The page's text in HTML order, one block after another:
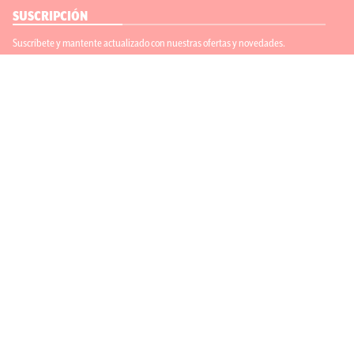
SUSCRIPCIÓN
Suscríbete y mantente actualizado con nuestras ofertas y novedades.